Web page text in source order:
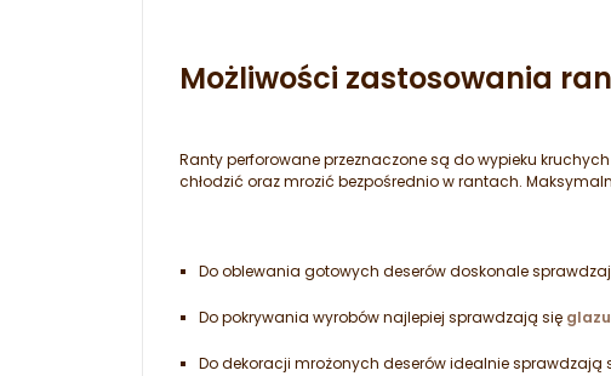
Możliwości zastosowania
Ranty perforowane przeznaczone są do wypieku
chłodzić oraz mrozić bezpośrednio w rantach.
Do oblewania gotowych deserów doskonale
Do pokrywania wyrobów najlepiej sprawdzają się
Do dekoracji mrożonych deserów idealnie sprawdzają